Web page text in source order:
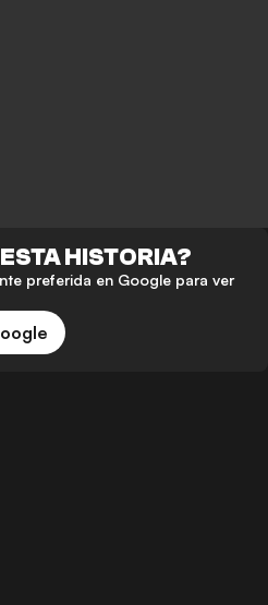
HISTORIA?
preferida en Google para ver